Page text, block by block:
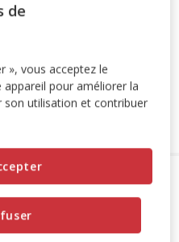
autres promotions en
en magasin
Détails livraison
de
», vous acceptez le
pour améliorer la
son utilisation et contribuer